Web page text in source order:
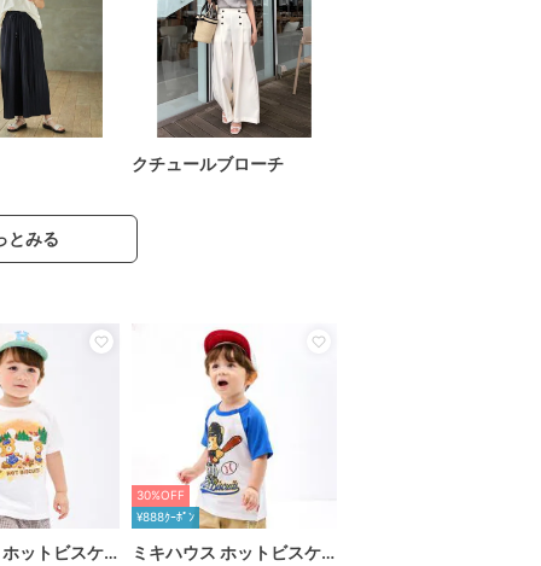
クチュールブローチ
とみる
ットビスケッツ
30%OFF
¥888ｸｰﾎﾟﾝ
ミキハウス ホットビスケッツ